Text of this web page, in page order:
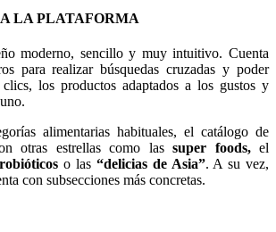
LA PLATAFORMA
moderno, sencillo y muy intuitivo. Cuenta
para realizar búsquedas cruzadas y poder
los productos adaptados a los gustos y
alimentarias habituales, el catálogo de
otras estrellas como lassuper foods,el
o las “delicias de Asia”. A su vez,
con subsecciones más concretas.